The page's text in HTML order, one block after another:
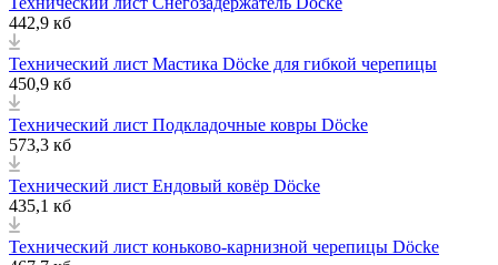
442,9 кб
Технический лист Мастика Döcke для гибкой черепицы
450,9 кб
Технический лист Подкладочные ковры Döcke
573,3 кб
Технический лист Ендовый ковёр Döcke
435,1 кб
Технический лист коньково-карнизной черепицы Döcke